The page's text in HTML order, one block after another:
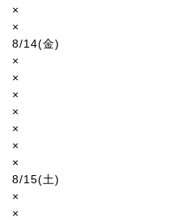
×
×
8/14(金)
×
×
×
×
×
×
×
8/15(土)
×
×